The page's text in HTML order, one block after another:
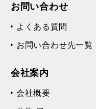
お問い合わせ
よくある質問
お問い合わせ先一覧
会社案内
会社概要